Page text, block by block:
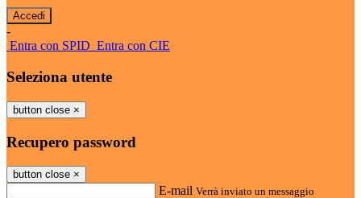
-
Entra con SPID Entra con CIE
Seleziona utente
button close ×
Recupero password
button close ×
E-mail Verrà inviato un messaggio